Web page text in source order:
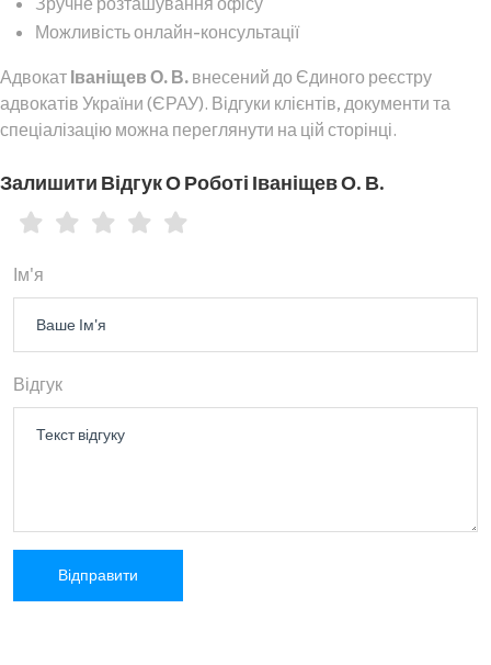
Можливість онлайн-консультації
Адвокат Іваніщев О. В. внесений до Єдиного реєстру
адвокатів України (ЄРАУ). Відгуки клієнтів, документи та
спеціалізацію можна переглянути на цій сторінці.
Залишити Відгук О Роботі Іваніщев О. В.
Ім'я
Відгук